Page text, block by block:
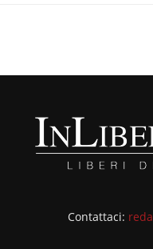
Contattaci: